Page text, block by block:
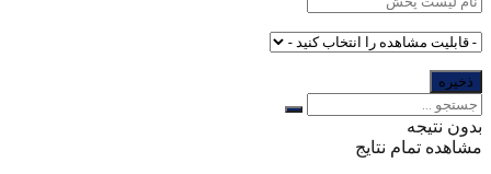
بدون نتیجه
مشاهده تمام نتایج